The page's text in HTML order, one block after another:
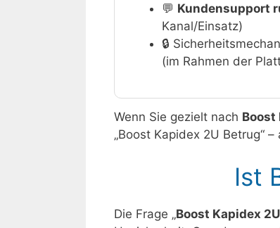
💬 Kundensupport
Kanal/Einsatz)
🔒
(im Rahmen der
Wenn Sie gezielt nach Boost
„Boost Kapidex 2U Betrug“
Ist
Die Frage „Boost Kapidex